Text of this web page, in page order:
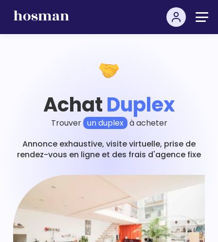
AchatDuplex
Trouver un duplex à acheter
Annonce exhaustive, visite virtuelle, prise de
rendez-vous en ligne et des frais d'agence fixe